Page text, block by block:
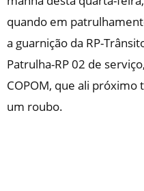
quando em
a guarnição da RP-
Patrulha-RP 02 de
COPOM, que ali próximo
um roubo.